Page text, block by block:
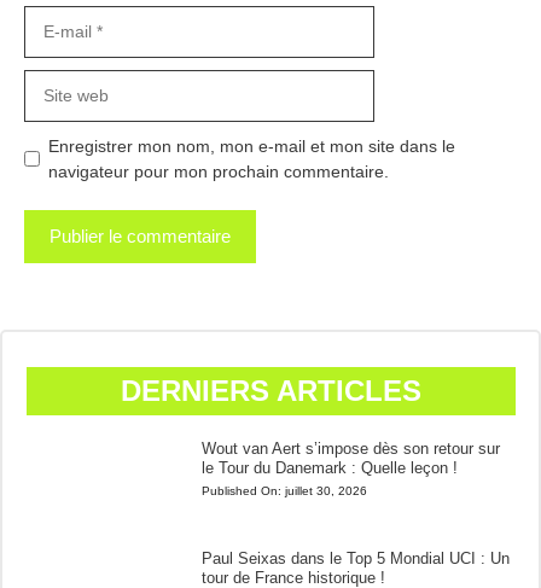
mail
web
Enregistrer mon nom, mon e-mail et mon site dans le
navigateur pour mon prochain commentaire.
DERNIERS ARTICLES
Wout van Aert s’impose dès son retour sur
le Tour du Danemark : Quelle leçon !
Published On: juillet 30, 2026
Paul Seixas dans le Top 5 Mondial UCI : Un
tour de France historique !